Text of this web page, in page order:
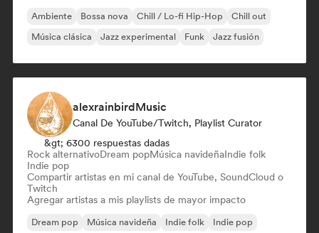
Ambiente Bossa nova Chill / Lo-fi Hip-Hop
Chill out
Música clásica
Jazz experimental Funk Jazz fusión
alexrainbirdMusic
Canal De YouTube/Twitch, Playlist Curator
&gt; 6300 respuestas dadas
Rock alternativoDream popMúsica navideñaIndie folk
Indie pop
Compartir artistas en mi canal de YouTube, SoundCloud o
Twitch
Agregar artistas a mis playlists de mayor impacto
Dream pop Música navideña Indie folk
Indie pop